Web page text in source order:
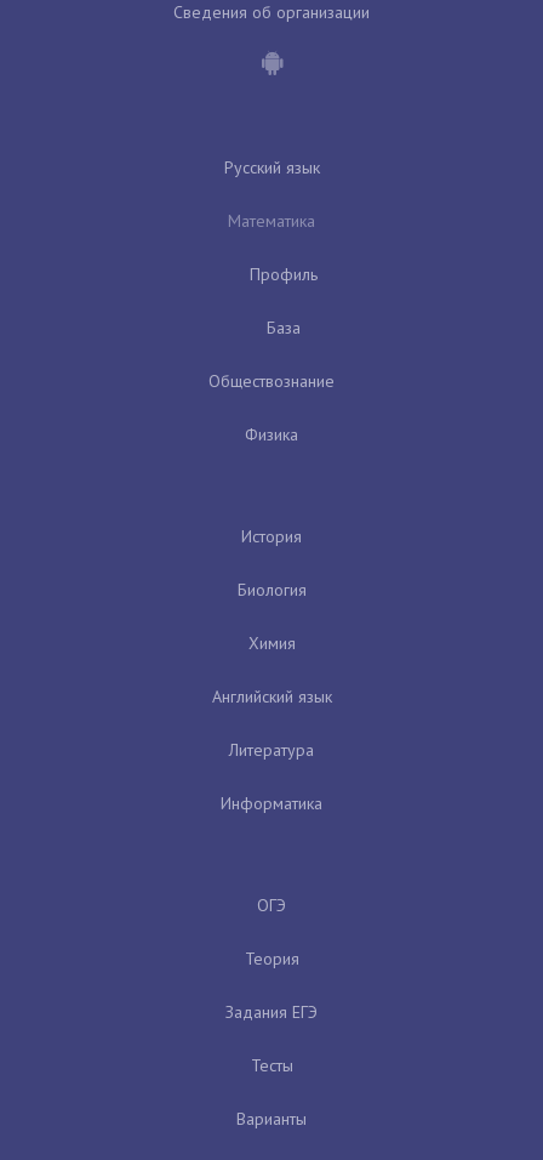
Сведения об организации
Русский язык
Математика
Профиль
База
Обществознание
Физика
История
Биология
Химия
Английский язык
Литература
Информатика
ОГЭ
Теория
Задания ЕГЭ
Тесты
Варианты